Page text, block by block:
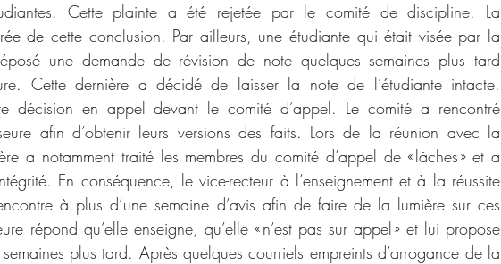
Cette plainte a été rejetée par le comité de discipline. La
de cette conclusion. Par ailleurs, une étudiante qui était visée par la
une demande de révision de note quelques semaines plus tard
Cette dernière a décidé de laisser la note de l’étudiante intacte.
décision en appel devant le comité d’appel. Le comité a rencontré
afin d’obtenir leurs versions des faits. Lors de la réunion avec la
a notamment traité les membres du comité d’appel de « lâches » et a
En conséquence, le vice-recteur à l’enseignement et à la réussite
à plus d’une semaine d’avis afin de faire de la lumière sur ces
répond qu’elle enseigne, qu’elle « n’est pas sur appel » et lui propose
plus tard. Après quelques courriels empreints d’arrogance de la